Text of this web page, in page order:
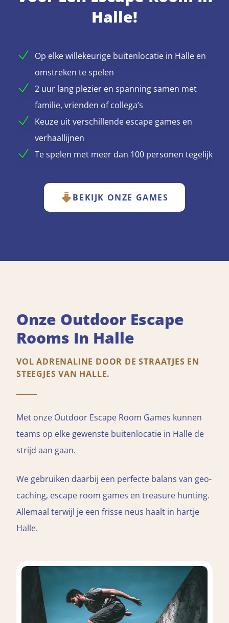
Halle!
Op elke willekeurige buitenlocatie in Halle en
omstreken te spelen
2 uur lang plezier en spanning samen met
familie, vrienden of collega’s
Keuze uit verschillende escape games en
verhaallijnen
Te spelen met meer dan 100 personen tegelijk
BEKIJK ONZE GAMES
Onze Outdoor Escape
Rooms In Halle
VOL ADRENALINE DOOR DE STRAATJES EN
STEEGJES VAN HALLE.
Met onze Outdoor Escape Room Games kunnen
teams op elke gewenste buitenlocatie in Halle de
strijd aan gaan.
We gebruiken daarbij een perfecte balans van geo-
caching, escape room games en treasure hunting.
Allemaal terwijl je een frisse neus haalt in hartje
Halle.